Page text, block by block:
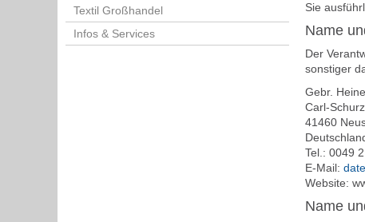
Textil Großhandel
Infos & Services
Sie
Name
Der
sonstiger
Gebr.
Carl-
41460
Tel.: 0049
E-Mail:
Website:
Name